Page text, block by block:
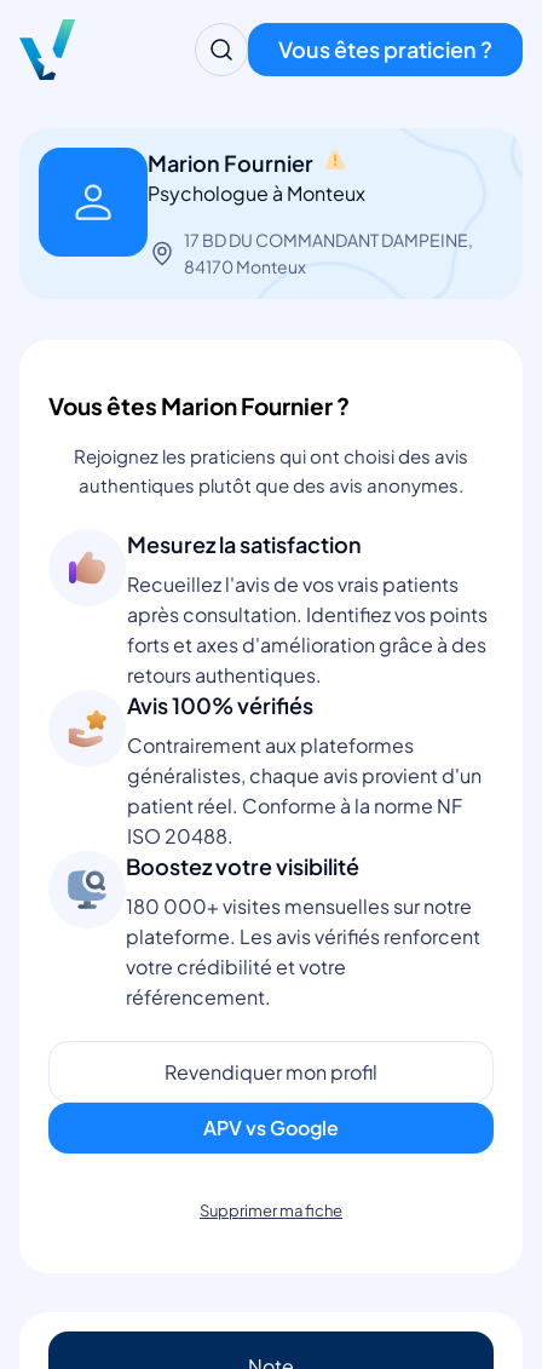
Vous êtes praticien ?
Marion Fournier
Psychologue à Monteux
17 BD DU COMMANDANT DAMPEINE,
84170 Monteux
Vous êtes Marion Fournier ?
Rejoignez les praticiens qui ont choisi des avis
authentiques plutôt que des avis anonymes.
Mesurez la satisfaction
Recueillez l'avis de vos vrais patients
après consultation. Identifiez vos points
forts et axes d'amélioration grâce à des
retours authentiques.
Avis 100% vérifiés
Contrairement aux plateformes
généralistes, chaque avis provient d'un
patient réel. Conforme à la norme NF
ISO 20488.
Boostez votre visibilité
180 000+ visites mensuelles sur notre
plateforme. Les avis vérifiés renforcent
votre crédibilité et votre
référencement.
Revendiquer mon profil
APV vs Google
Supprimer ma fiche